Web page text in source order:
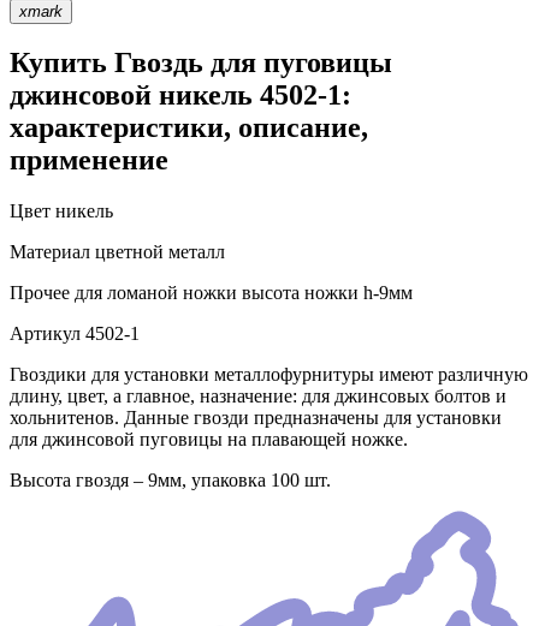
xmark
Купить Гвоздь для пуговицы
джинсовой никель 4502-1:
характеристики, описание,
применение
Цвет никель
Материал цветной металл
Прочее для ломаной ножки высота ножки h-9мм
Артикул 4502-1
Гвоздики для установки металлофурнитуры имеют различную
длину, цвет, а главное, назначение: для джинсовых болтов и
хольнитенов. Данные гвозди предназначены для установки
для джинсовой пуговицы на плавающей ножке.
Высота гвоздя – 9мм, упаковка 100 шт.